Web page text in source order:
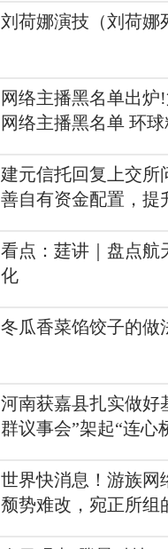
刘荷娜演技（刘荷娜
网络主播黑名单出炉
网络主播黑名单 环
建元信托回复上交所
善自有资金配置，提
看点：莛讲｜盘点航
化
冬瓜香菜馅饺子的做
河南获嘉县扎实做好
群议事会”架起“连心
世界快消息！游族网
颓势难改，宛正所组